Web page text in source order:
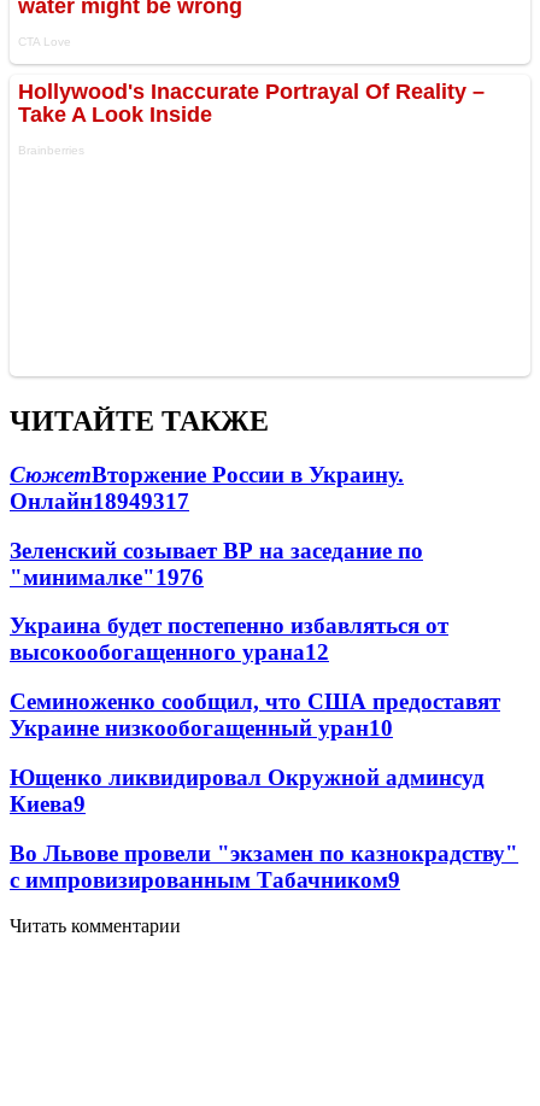
ЧИТАЙТЕ ТАКЖЕ
СюжетВторжение России в Украину.
Онлайн18949317
Зеленский созывает ВР на заседание по
"минималке"1976
Украина будет постепенно избавляться от
высокообогащенного урана12
Семиноженко сообщил, что США предоставят
Украине низкообогащенный уран10
Ющенко ликвидировал Окружной админсуд
Киева9
Во Львове провели "экзамен по казнокрадству"
с импровизированным Табачником9
Читать комментарии